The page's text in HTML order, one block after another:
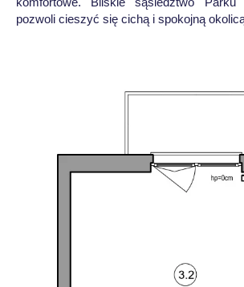
pozwoli cieszyć się cichą i spokojną